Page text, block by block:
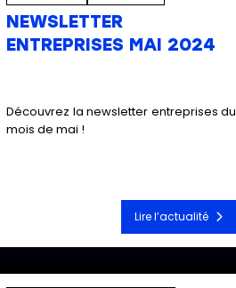
NEWSLETTER
ENTREPRISES MAI 2024
Découvrez la newsletter entreprises du
mois de mai !
Lire l’actualité